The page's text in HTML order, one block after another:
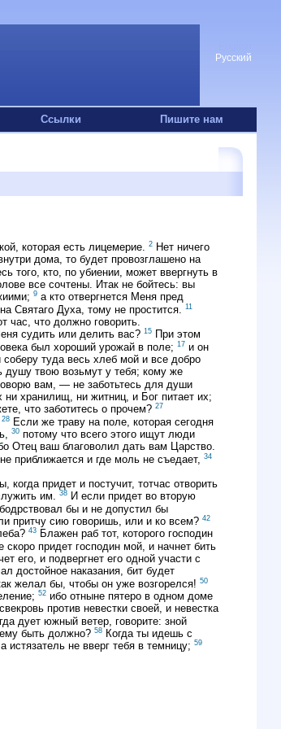
Русский
Ссылки Пишите нам
которая есть лицемерие. 2 Нет ничего
дома, то будет провозглашено на
того, кто, по убиении, может ввергнуть в
все сочтены. Итак не бойтесь: вы
9 а кто отвергнется Меня пред
Святаго Духа, тому не простится. 11
час, что должно говорить.
судить или делить вас? 15 При этом
был хороший урожай в поле; 17 и он
туда весь хлеб мой и все добро
душу твою возьмут у тебя; кому же
вам, — не заботьтесь для души
хранилищ, ни житниц, и Бог питает их;
что заботитесь о прочем? 27
28 Если же траву на поле, которая сегодня
30 потому что всего этого ищут люди
Отец ваш благоволил дать вам Царство.
приближается и где моль не съедает, 34
придет и постучит, тотчас отворить
им. 38 И если придет во вторую
бы и не допустил бы
притчу сию говоришь, или и ко всем? 42
43 Блажен раб тот, которого господин
придет господин мой, и начнет бить
его, и подвергнет его одной участи с
достойное наказания, бит будет
желал бы, чтобы он уже возгорелся! 50
52 ибо отныне пятеро в одном доме
против невестки своей, и невестка
дует южный ветер, говорите: зной
быть должно? 58 Когда ты идешь с
истязатель не вверг тебя в темницу; 59